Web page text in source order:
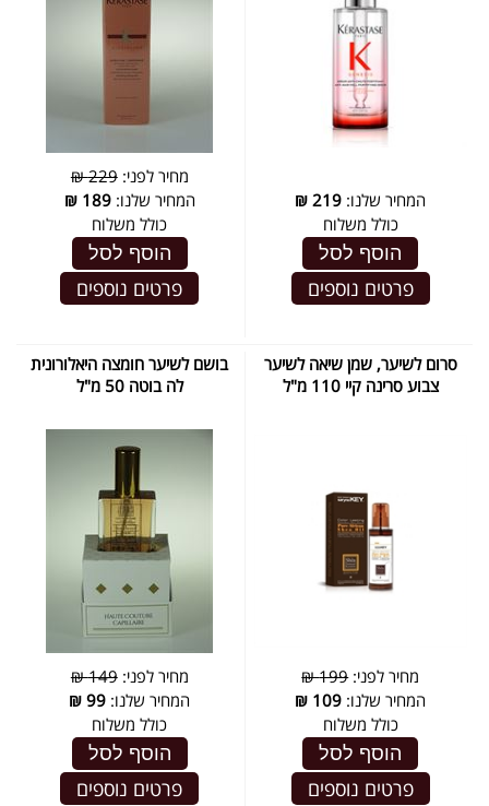
המחיר שלנו: 219
₪
כולל משלוח
הוסף לסל
פרטים נוספים
מחיר לפני:229 ₪
המחיר שלנו:189
₪
כולל משלוח
הוסף לסל
פרטים נוספים
סרום לשיער, שמן שיאה לשיער
צבוע סרינה קיי 110 מ"ל
מחיר לפני:199 ₪
המחיר שלנו: 109
₪
כולל משלוח
הוסף לסל
פרטים נוספים
בושם לשיער חומצה היאלורונית
לה בוטה 50 מ"ל
מחיר לפני:149 ₪
המחיר שלנו: 99
₪
כולל משלוח
הוסף לסל
פרטים נוספים